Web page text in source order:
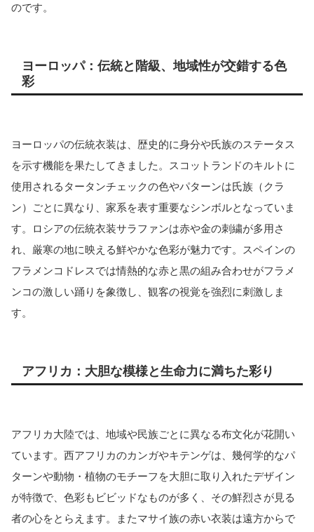
のです。
ヨーロッパ：伝統と階級、地域性が交錯する色
彩
ヨーロッパの伝統衣装は、歴史的に身分や氏族のステータス
を示す機能を果たしてきました。スコットランドのキルトに
使用されるタータンチェックの色やパターンは氏族（クラ
ン）ごとに異なり、家系を表す重要なシンボルとなっていま
す。ロシアの伝統衣装サラファンは赤や金の刺繍が多用さ
れ、厳寒の地に映える鮮やかな色彩が魅力です。スペインの
フラメンコドレスでは情熱的な赤と黒の組み合わせがフラメ
ンコの激しい踊りを象徴し、観客の視覚を強烈に刺激しま
す。
アフリカ：大胆な模様と生命力に満ちた彩り
アフリカ大陸では、地域や民族ごとに異なる布文化が花開い
ています。西アフリカのカンガやキテンゲは、幾何学的なパ
ターンや動物・植物のモチーフを大胆に取り入れたデザイン
が特徴で、色彩もビビッドなものが多く、その鮮烈さが見る
者の心をとらえます。またマサイ族の赤い衣装は遠方からで